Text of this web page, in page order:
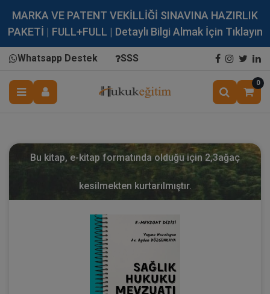
MARKA VE PATENT VEKİLLİĞİ SINAVINA HAZIRLIK
PAKETİ | FULL+FULL | Detaylı Bilgi Almak İçin Tıklayın
Whatsapp Destek SSS
0
Bu kitap, e-kitap formatında olduğu için 2,3ağaç
kesilmekten kurtarılmıştır.